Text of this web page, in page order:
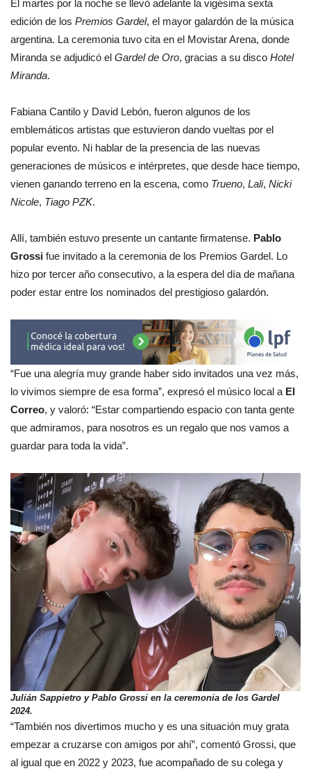
El martes por la noche se llevó adelante la vigésima sexta
edición de los Premios Gardel, el mayor galardón de la música
argentina. La ceremonia tuvo cita en el Movistar Arena, donde
Miranda se adjudicó el Gardel de Oro, gracias a su disco Hotel
Miranda.
Fabiana Cantilo y David Lebón, fueron algunos de los
emblemáticos artistas que estuvieron dando vueltas por el
popular evento. Ni hablar de la presencia de las nuevas
generaciones de músicos e intérpretes, que desde hace tiempo,
vienen ganando terreno en la escena, como Trueno, Lali, Nicki
Nicole, Tiago PZK.
Allí, también estuvo presente un cantante firmatense. Pablo
Grossi fue invitado a la ceremonia de los Premios Gardel. Lo
hizo por tercer año consecutivo, a la espera del día de mañana
poder estar entre los nominados del prestigioso galardón.
“Fue una alegría muy grande haber sido invitados una vez más,
lo vivimos siempre de esa forma”, expresó el músico local a El
Correo, y valoró: “Estar compartiendo espacio con tanta gente
que admiramos, para nosotros es un regalo que nos vamos a
guardar para toda la vida”.
Julián Sappietro y Pablo Grossi en la ceremonia de los Gardel
2024.
“También nos divertimos mucho y es una situación muy grata
empezar a cruzarse con amigos por ahí”, comentó Grossi, que
al igual que en 2022 y 2023, fue acompañado de su colega y